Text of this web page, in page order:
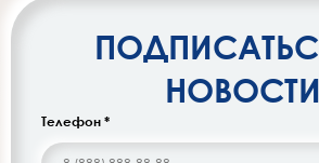
НОВОСТИ
Телефон *